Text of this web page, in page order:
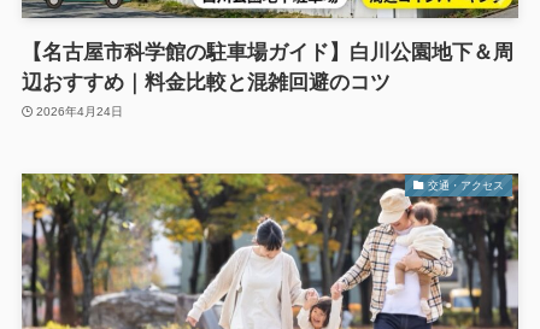
【名古屋市科学館の駐車場ガイド】白川公園地下＆周
辺おすすめ｜料金比較と混雑回避のコツ
2026年4月24日
交通・アクセス